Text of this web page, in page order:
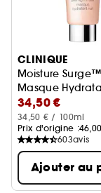
Ignorer le
CLINIQUE
Moisture Surge™
Masque
34,50 €
34,50 € / 100ml
Prix d'origine :
603avis
Ajouter au